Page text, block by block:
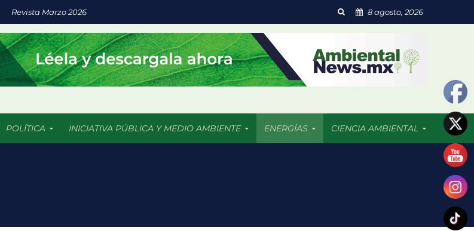
Revista Marzo 2026 8 agosto, 2026
POLÍTICA INICIATIVA PÚBLICA Y MEDIO AMBIENTE ENERGÍAS CIENCIA AMBIENTAL